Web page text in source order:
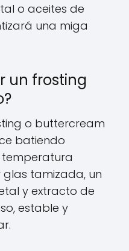
o aceites de
una miga
un frosting
o buttercream
batiendo
tamizada, un
y extracto de
estable y